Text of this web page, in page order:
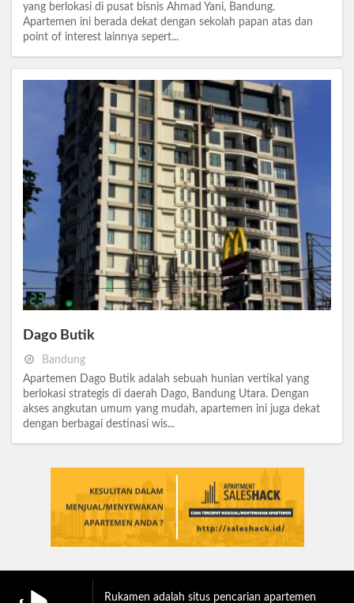
yang berlokasi di pusat bisnis Ahmad Yani, Bandung.
Apartemen ini berada dekat dengan sekolah papan atas dan
point of interest lainnya sepert...
Dago Butik
Bandung
Apartemen Dago Butik adalah sebuah hunian vertikal yang
berlokasi strategis di daerah Dago, Bandung Utara. Dengan
akses angkutan umum yang mudah, apartemen ini juga dekat
dengan berbagai destinasi wis...
Rukamen adalah situs pencarian apartemen